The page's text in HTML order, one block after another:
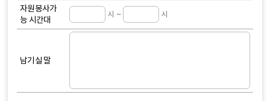
자원봉사가
능 시간대
시 ~ 시
남기실 말